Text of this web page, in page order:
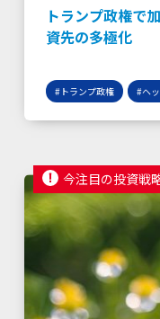
トランプ政権で
資先の多極化
#トランプ政権 #ヘ
今注目の投資戦